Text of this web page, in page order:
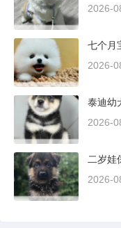
2026-
七个月
2026-
泰迪幼
2026-
二岁娃
2026-